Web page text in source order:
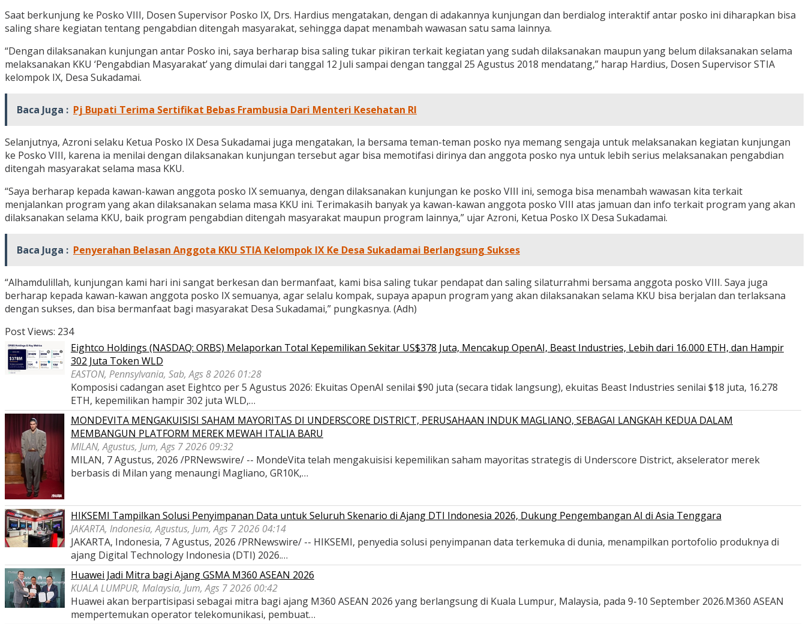
Saat berkunjung ke Posko VIII, Dosen Supervisor Posko IX, Drs. Hardius mengatakan, dengan di adakannya kunjungan dan berdialog interaktif antar posko ini diharapkan bisa
saling share kegiatan tentang pengabdian ditengah masyarakat, sehingga dapat menambah wawasan satu sama lainnya.
“Dengan dilaksanakan kunjungan antar Posko ini, saya berharap bisa saling tukar pikiran terkait kegiatan yang sudah dilaksanakan maupun yang belum dilaksanakan selama
melaksanakan KKU ‘Pengabdian Masyarakat’ yang dimulai dari tanggal 12 Juli sampai dengan tanggal 25 Agustus 2018 mendatang,” harap Hardius, Dosen Supervisor STIA
kelompok IX, Desa Sukadamai.
Baca Juga : Pj Bupati Terima Sertifikat Bebas Frambusia Dari Menteri Kesehatan RI
Selanjutnya, Azroni selaku Ketua Posko IX Desa Sukadamai juga mengatakan, Ia bersama teman-teman posko nya memang sengaja untuk melaksanakan kegiatan kunjungan
ke Posko VIII, karena ia menilai dengan dilaksanakan kunjungan tersebut agar bisa memotifasi dirinya dan anggota posko nya untuk lebih serius melaksanakan pengabdian
ditengah masyarakat selama masa KKU.
“Saya berharap kepada kawan-kawan anggota posko IX semuanya, dengan dilaksanakan kunjungan ke posko VIII ini, semoga bisa menambah wawasan kita terkait
menjalankan program yang akan dilaksanakan selama masa KKU ini. Terimakasih banyak ya kawan-kawan anggota posko VIII atas jamuan dan info terkait program yang akan
dilaksanakan selama KKU, baik program pengabdian ditengah masyarakat maupun program lainnya,” ujar Azroni, Ketua Posko IX Desa Sukadamai.
Baca Juga : Penyerahan Belasan Anggota KKU STIA Kelompok IX Ke Desa Sukadamai Berlangsung Sukses
“Alhamdulillah, kunjungan kami hari ini sangat berkesan dan bermanfaat, kami bisa saling tukar pendapat dan saling silaturrahmi bersama anggota posko VIII. Saya juga
berharap kepada kawan-kawan anggota posko IX semuanya, agar selalu kompak, supaya apapun program yang akan dilaksanakan selama KKU bisa berjalan dan terlaksana
dengan sukses, dan bisa bermanfaat bagi masyarakat Desa Sukadamai,” pungkasnya. (Adh)
Post Views: 234
Eightco Holdings (NASDAQ: ORBS) Melaporkan Total Kepemilikan Sekitar US$378 Juta, Mencakup OpenAI, Beast Industries, Lebih dari 16.000 ETH, dan Hampir
302 Juta Token WLD
EASTON, Pennsylvania, Sab, Ags 8 2026 01:28
Komposisi cadangan aset Eightco per 5 Agustus 2026: Ekuitas OpenAI senilai $90 juta (secara tidak langsung), ekuitas Beast Industries senilai $18 juta, 16.278
ETH, kepemilikan hampir 302 juta WLD,…
MONDEVITA MENGAKUISISI SAHAM MAYORITAS DI UNDERSCORE DISTRICT, PERUSAHAAN INDUK MAGLIANO, SEBAGAI LANGKAH KEDUA DALAM
MEMBANGUN PLATFORM MEREK MEWAH ITALIA BARU
MILAN, Agustus, Jum, Ags 7 2026 09:32
MILAN, 7 Agustus, 2026 /PRNewswire/ -- MondeVita telah mengakuisisi kepemilikan saham mayoritas strategis di Underscore District, akselerator merek
berbasis di Milan yang menaungi Magliano, GR10K,…
HIKSEMI Tampilkan Solusi Penyimpanan Data untuk Seluruh Skenario di Ajang DTI Indonesia 2026, Dukung Pengembangan AI di Asia Tenggara
JAKARTA, Indonesia, Agustus, Jum, Ags 7 2026 04:14
JAKARTA, Indonesia, 7 Agustus, 2026 /PRNewswire/ -- HIKSEMI, penyedia solusi penyimpanan data terkemuka di dunia, menampilkan portofolio produknya di
ajang Digital Technology Indonesia (DTI) 2026.…
Huawei Jadi Mitra bagi Ajang GSMA M360 ASEAN 2026
KUALA LUMPUR, Malaysia, Jum, Ags 7 2026 00:42
Huawei akan berpartisipasi sebagai mitra bagi ajang M360 ASEAN 2026 yang berlangsung di Kuala Lumpur, Malaysia, pada 9-10 September 2026.M360 ASEAN
mempertemukan operator telekomunikasi, pembuat…